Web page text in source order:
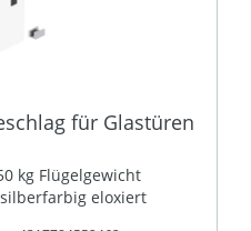
für Glastüren
kg Flügelgewicht
eloxiert